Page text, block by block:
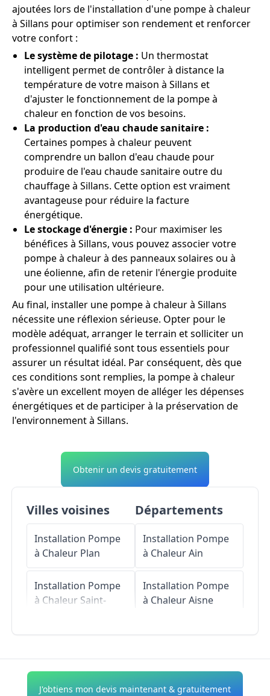
ajoutées lors de l'installation d'une pompe à chaleur
à Sillans pour optimiser son rendement et renforcer
votre confort :
Le système de pilotage : Un thermostat
intelligent permet de contrôler à distance la
température de votre maison à Sillans et
d'ajuster le fonctionnement de la pompe à
chaleur en fonction de vos besoins.
La production d'eau chaude sanitaire :
Certaines pompes à chaleur peuvent
comprendre un ballon d'eau chaude pour
produire de l'eau chaude sanitaire outre du
chauffage à Sillans. Cette option est vraiment
avantageuse pour réduire la facture
énergétique.
Le stockage d'énergie : Pour maximiser les
bénéfices à Sillans, vous pouvez associer votre
pompe à chaleur à des panneaux solaires ou à
une éolienne, afin de retenir l'énergie produite
pour une utilisation ultérieure.
Au final, installer une pompe à chaleur à Sillans
nécessite une réflexion sérieuse. Opter pour le
modèle adéquat, arranger le terrain et solliciter un
professionnel qualifié sont tous essentiels pour
assurer un résultat idéal. Par conséquent, dès que
ces conditions sont remplies, la pompe à chaleur
s'avère un excellent moyen de alléger les dépenses
énergétiques et de participer à la préservation de
l'environnement à Sillans.
Obtenir un devis gratuitement
Villes voisines
Installation Pompe
à Chaleur Plan
Installation Pompe
à Chaleur Saint-
Installation Pompe
Départements
Installation Pompe
à ChaleurAin
Installation Pompe
à ChaleurAisne
Installation Pompe
J'obtiens mon devis maintenant & gratuitement